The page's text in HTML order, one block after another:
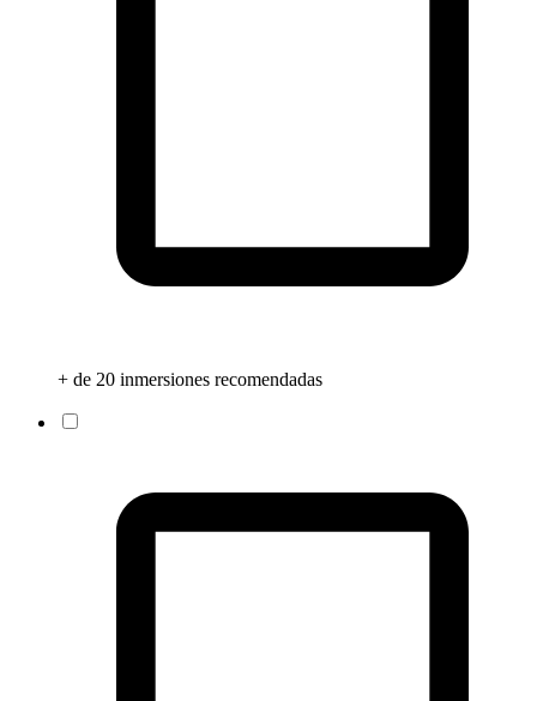
+ de 20 inmersiones recomendadas